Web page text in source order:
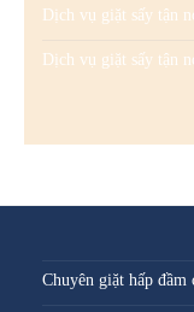
Dịch vụ giặt sấy tận
Dịch vụ giặt sấy tận
Chuyên giặt hấp